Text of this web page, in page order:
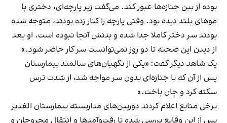
بوده از بین جنازه‌ها عبور کند. می‌گفت زیر پارچه‌ای، دختری با
موهای بلند دیده بود. وقتی پارچه را کنار زده بودند، متوجه شده
بودند سر دختر کاملا جدا شده و بدنش آنجا نبوده است. او بعد
از دیدن این صحنه تا دو روز نمی‌توانست سر کار حاضر شود.»
یک شاهد دیگر گفت: «‌یکی از نگهبان‌های سالمند بیمارستان
پس از آن که با جنازه‌ای بدون سر مواجه شد، از شدت ترس
سکته کرد و جان باخت.»
برخی منابع اعلام کردند دوربین‌های مداربسته بیمارستان الغدیر
پس از این وقایع بررسی شده تا رفت‌وآمدها و انتقال مجروحان و